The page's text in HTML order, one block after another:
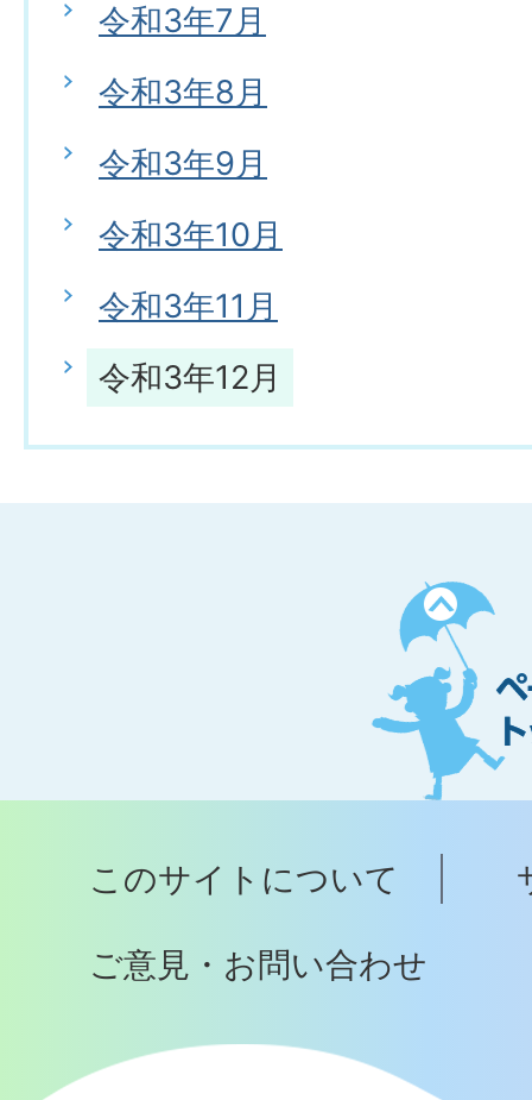
令和3年7月
令和3年8月
令和3年9月
令和3年10月
令和3年11月
令和3年12月
ペ
ー
ジ
ト
ッ
へ
このサイトについて
ご意見・お問い合わせ